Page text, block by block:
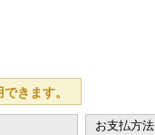
きます。
お支払方法